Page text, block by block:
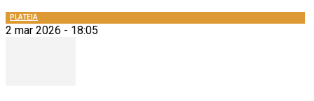
PLATEIA
2 mar 2026 - 18:05